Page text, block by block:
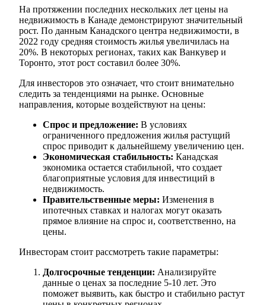
На протяжении последних нескольких лет цены на
недвижимость в Канаде демонстрируют значительный
рост. По данным Канадского центра недвижимости, в
2022 году средняя стоимость жилья увеличилась на
20%. В некоторых регионах, таких как Ванкувер и
Торонто, этот рост составил более 30%.
Для инвесторов это означает, что стоит внимательно
следить за тенденциями на рынке. Основные
направления, которые воздействуют на цены:
Спрос и предложение: В условиях
ограниченного предложения жилья растущий
спрос приводит к дальнейшему увеличению цен.
Экономическая стабильность: Канадская
экономика остается стабильной, что создает
благоприятные условия для инвестиций в
недвижимость.
Правительственные меры: Изменения в
ипотечных ставках и налогах могут оказать
прямое влияние на спрос и, соответственно, на
цены.
Инвесторам стоит рассмотреть такие параметры:
Долгосрочные тенденции: Анализируйте
данные о ценах за последние 5-10 лет. Это
поможет выявить, как быстро и стабильно растут